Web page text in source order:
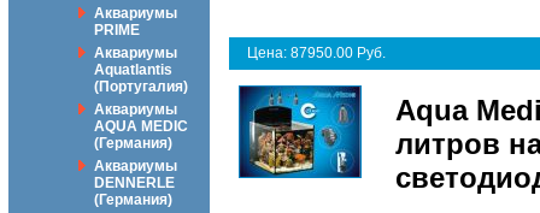
Аквариумы
PRIME
Аквариумы
Aquatlantis
(Португалия)
Аквариумы
AQUA MEDIC
(Германия)
Аквариумы
DENNERLE
(Германия)
Цена: 87950.00 Руб.
Aqua
литров